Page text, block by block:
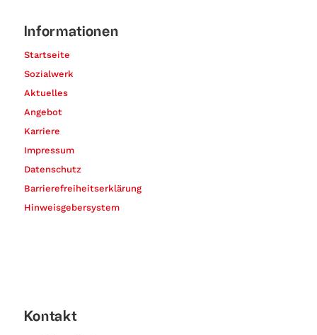
Informationen
Startseite
Sozialwerk
Aktuelles
Angebot
Karriere
Impressum
Datenschutz
Barrierefreiheitserklärung
Hinweisgebersystem
Kontakt